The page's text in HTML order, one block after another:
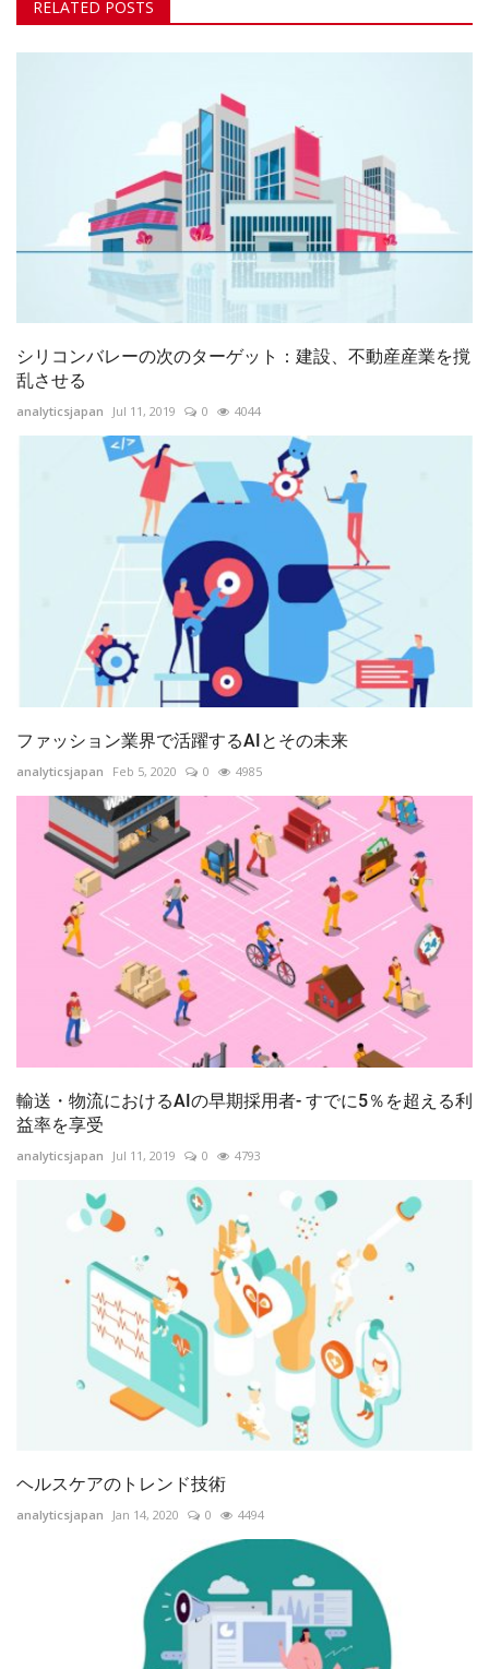
RELATED POSTS
シリコンバレーの次のターゲット：建設、不動産産業を撹
乱させる
analyticsjapan Jul 11, 2019 0 4044
ファッション業界で活躍するAIとその未来
analyticsjapan Feb 5, 2020 0 4985
輸送・物流におけるAIの早期採用者- すでに5％を超える利
益率を享受
analyticsjapan Jul 11, 2019 0 4793
ヘルスケアのトレンド技術
analyticsjapan Jan 14, 2020 0 4494